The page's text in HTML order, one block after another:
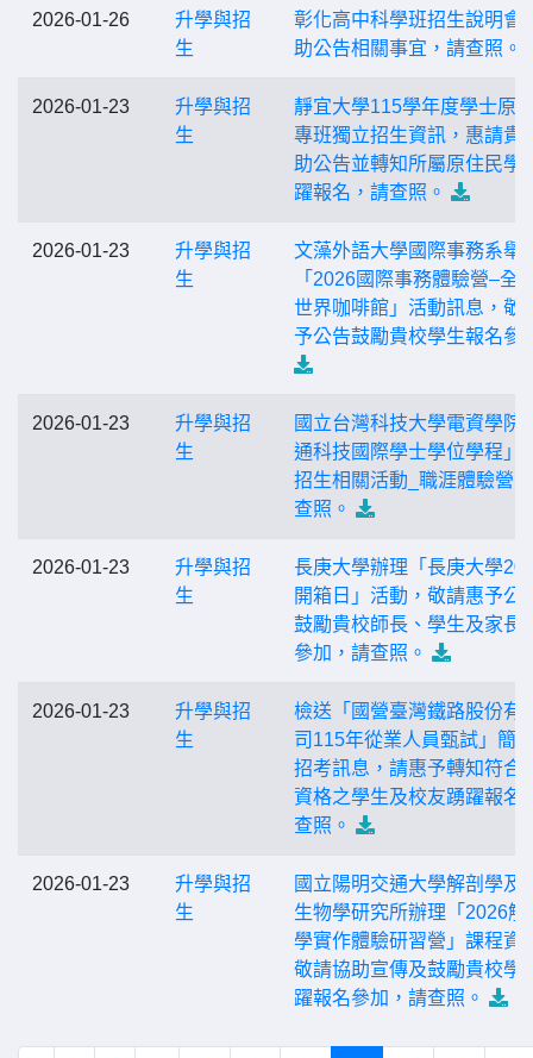
2026-01-26
升學與招
生
彰化高中科學班招生說明會
助公告相關事宜，請查照。
2026-01-23
升學與招
生
靜宜大學115學年度學士原
專班獨立招生資訊，惠請貴
助公告並轉知所屬原住民學
躍報名，請查照。
2026-01-23
升學與招
生
文藻外語大學國際事務系舉
「2026國際事務體驗營–全
世界咖啡館」活動訊息，敬
予公告鼓勵貴校學生報名參
2026-01-23
升學與招
生
國立台灣科技大學電資學院
通科技國際學士學位學程」
招生相關活動_職涯體驗營
查照。
2026-01-23
升學與招
生
長庚大學辦理「長庚大學
開箱日」活動，敬請惠予公
鼓勵貴校師長、學生及家長
參加，請查照。
2026-01-23
升學與招
生
檢送「國營臺灣鐵路股份有
司115年從業人員甄試」簡
招考訊息，請惠予轉知符合
資格之學生及校友踴躍報名
查照。
2026-01-23
升學與招
生
國立陽明交通大學解剖學及
生物學研究所辦理「2026解
學實作體驗研習營」課程資
敬請協助宣傳及鼓勵貴校學
躍報名參加，請查照。